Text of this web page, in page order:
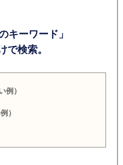
ーワード」
検索。
例）
）